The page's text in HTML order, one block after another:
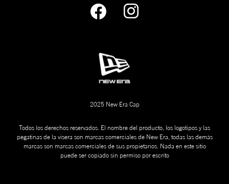
2025 New Era Cap
Todos los derechos reservados. El nombre del producto, los logotipos y las
pegatinas de la visera son marcas comerciales de New Era, todas las demás
marcas son marcas comerciales de sus propietarios. Nada en este sitio
puede ser copiado sin permiso por escrito